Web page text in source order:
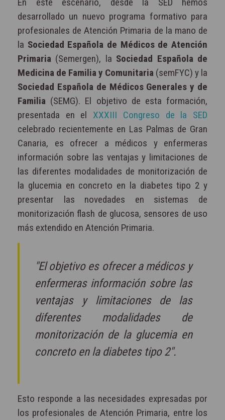
desarrollado un nuevo programa formativo para
profesionales de Atención Primaria de la mano de
la Sociedad Española de Médicos de Atención
Primaria (Semergen), la Sociedad Española de
Medicina de Familia y Comunitaria (semFYC) y la
Sociedad Española de Médicos Generales y de
Familia (SEMG). El objetivo de esta formación,
presentada en el XXXIII Congreso de la SED
celebrado recientemente en Las Palmas de Gran
Canaria, es ofrecer a médicos y enfermeras
información sobre las ventajas y limitaciones de
las diferentes modalidades de monitorización de
la glucemia en concreto en la diabetes tipo 2 y
presentar las novedades en sistemas de
monitorización flash de glucosa, sensores de uso
más extendido en Atención Primaria.
"El objetivo es ofrecer a médicos y
enfermeras información sobre las
ventajas y limitaciones de las
diferentes modalidades de
monitorización de la glucemia en
concreto en la diabetes tipo 2".
Esto responde a las necesidades expresadas por
los profesionales de Atención Primaria, entre los